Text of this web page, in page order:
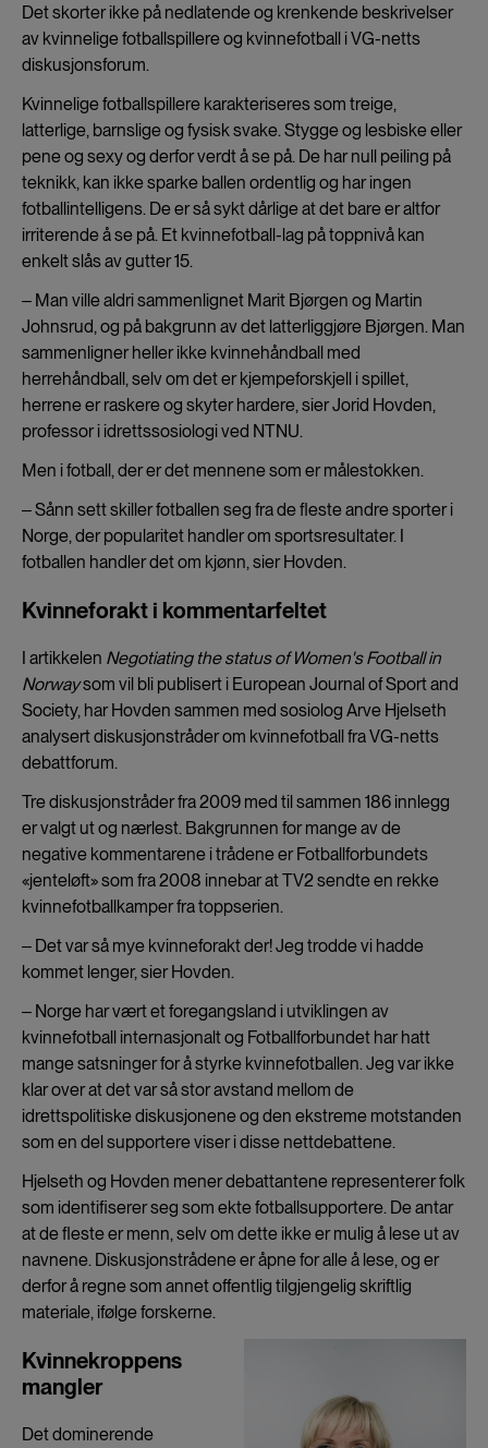
Det skorter ikke på nedlatende og krenkende beskrivelser
av kvinnelige fotballspillere og kvinnefotball i VG-netts
diskusjonsforum.
Kvinnelige fotballspillere karakteriseres som treige,
latterlige, barnslige og fysisk svake. Stygge og lesbiske eller
pene og sexy og derfor verdt å se på. De har null peiling på
teknikk, kan ikke sparke ballen ordentlig og har ingen
fotballintelligens. De er så sykt dårlige at det bare er altfor
irriterende å se på. Et kvinnefotball-lag på toppnivå kan
enkelt slås av gutter 15.
‒ Man ville aldri sammenlignet Marit Bjørgen og Martin
Johnsrud, og på bakgrunn av det latterliggjøre Bjørgen. Man
sammenligner heller ikke kvinnehåndball med
herrehåndball, selv om det er kjempeforskjell i spillet,
herrene er raskere og skyter hardere, sier Jorid Hovden,
professor i idrettssosiologi ved NTNU.
Men i fotball, der er det mennene som er målestokken.
‒ Sånn sett skiller fotballen seg fra de fleste andre sporter i
Norge, der popularitet handler om sportsresultater. I
fotballen handler det om kjønn, sier Hovden.
Kvinneforakt i kommentarfeltet
I artikkelen Negotiating the status of Women's Football in
Norwaysom vil bli publisert i European Journal of Sport and
Society, har Hovden sammen med sosiolog Arve Hjelseth
analysert diskusjonstråder om kvinnefotball fra VG-netts
debattforum.
Tre diskusjonstråder fra 2009 med til sammen 186 innlegg
er valgt ut og nærlest. Bakgrunnen for mange av de
negative kommentarene i trådene er Fotballforbundets
«jenteløft» som fra 2008 innebar at TV2 sendte en rekke
kvinnefotballkamper fra toppserien.
‒ Det var så mye kvinneforakt der! Jeg trodde vi hadde
kommet lenger, sier Hovden.
‒ Norge har vært et foregangsland i utviklingen av
kvinnefotball internasjonalt og Fotballforbundet har hatt
mange satsninger for å styrke kvinnefotballen. Jeg var ikke
klar over at det var så stor avstand mellom de
idrettspolitiske diskusjonene og den ekstreme motstanden
som en del supportere viser i disse nettdebattene.
Hjelseth og Hovden mener debattantene representerer folk
som identifiserer seg som ekte fotballsupportere. De antar
at de fleste er menn, selv om dette ikke er mulig å lese ut av
navnene. Diskusjonstrådene er åpne for alle å lese, og er
derfor å regne som annet offentlig tilgjengelig skriftlig
materiale, ifølge forskerne.
Kvinnekroppens
mangler
Det dominerende